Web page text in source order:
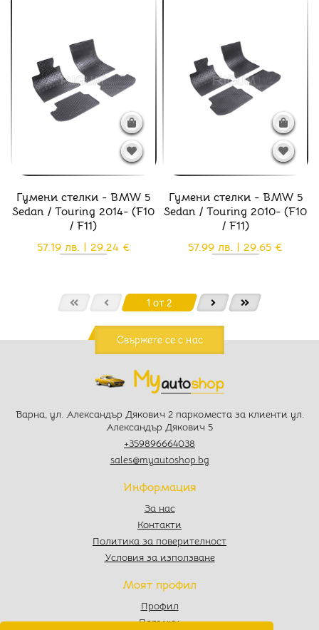
Гумени стелки - BMW 5
Sedan / Touring 2014- (F10
/ F11)
57.19 лв. | 29.24 €
Гумени стелки - BMW 5
Sedan / Touring 2010- (F10
/ F11)
57.99 лв. | 29.65 €
1 от 2
Свържете се с нас
Варна, ул. Александър Дякович 2 паркоместа за клиенти ул.
Александър Дякович 5
+359896664038
sales@myautoshop.bg
Информация
За нас
Контакти
Политика за поверителност
Условия за използване
Моят профил
Профил
Поръчки